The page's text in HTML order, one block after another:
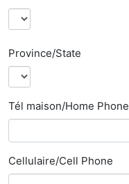
Province/State
Tél maison/Home Phone
Cellulaire/Cell Phone